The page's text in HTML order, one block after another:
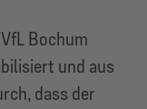
Bochum
und aus
dass der